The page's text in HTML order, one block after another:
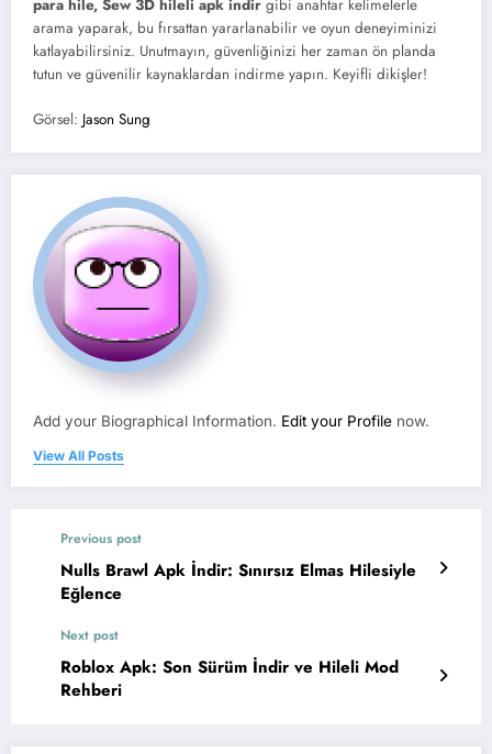
para hile, Sew 3D hileli apk indir gibi anahtar kelimelerle
arama yaparak, bu fırsattan yararlanabilir ve oyun deneyiminizi
katlayabilirsiniz. Unutmayın, güvenliğinizi her zaman ön planda
tutun ve güvenilir kaynaklardan indirme yapın. Keyifli dikişler!
Görsel: Jason Sung
Add your Biographical Information. Edit your Profile now.
View All Posts
Previous post
Nulls Brawl Apk İndir: Sınırsız Elmas Hilesiyle
Eğlence
Next post
Roblox Apk: Son Sürüm İndir ve Hileli Mod
Rehberi